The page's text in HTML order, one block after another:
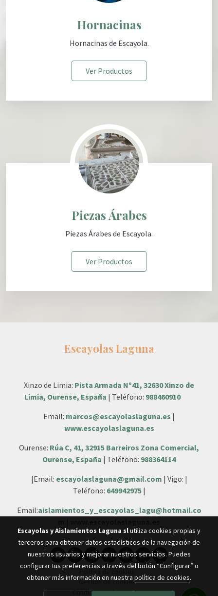
Hornacinas
Hornacinas de Escayola.
Ver Productos
Piezas Árabes
Piezas Árabes de Escayola.
Ver Productos
Escayolas Laguna
Xinzo de Limia: Pista Armada Nº41, 32630 Xinzo de
Limia, Ourense, España | Teléfono: 988460910
Email: marcos@escayolaslaguna.es |
www.escayolaslaguna.es
Ourense: Rúa C, 41, 32915 Barreiros Zona Comercial,
Ourense, España | Teléfono: 988364114
|Email: escayolaslaguna@gmail.com | Vigo: |
Teléfono: 649942975|
Email:aislamientos_y_escayolas_lagu@hotmail.co
Gestión de cookies
Condiciones de compra
Escayolas y Aislamientos Laguna slutiliza cookies propias y
terceros para obtener datos estadísticos de la navegación de
nuestros usuarios y mejorar nuestros servicios. Puedes
configurar tus preferencias a través del botón “Configurar” o
obtener más información en nuestra política de cookies.